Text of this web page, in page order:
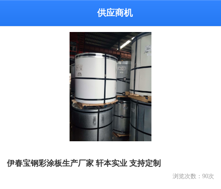
供应商机
伊春宝钢彩涂板生产厂家 轩本实业 支持定制
浏览次数： 90次